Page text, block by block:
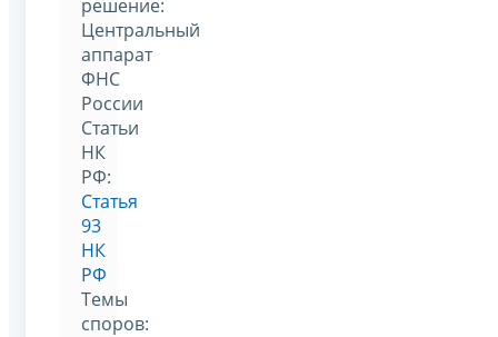
решение:
Центральный
аппарат
ФНС
России
Статьи
НК
РФ:
Статья
93
НК
РФ
Темы
споров: